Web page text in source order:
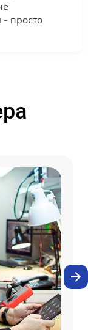
- просто